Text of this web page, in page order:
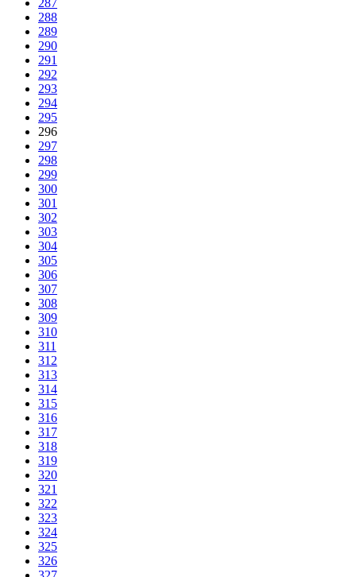
287
288
289
290
291
292
293
294
295
296
297
298
299
300
301
302
303
304
305
306
307
308
309
310
311
312
313
314
315
316
317
318
319
320
321
322
323
324
325
326